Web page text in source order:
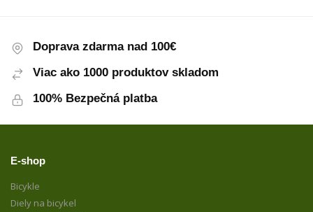
Doprava zdarma nad 100€
Viac ako 1000 produktov skladom
100% Bezpečná platba
E-shop
Bicykle
Diely na bicykel